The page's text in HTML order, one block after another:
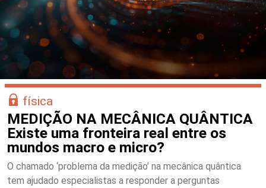
física
MEDIÇÃO NA MECÂNICA QUÂNTICA
Existe uma fronteira real entre os
mundos macro e micro?
O chamado ‘problema da medição’ na mecânica quântica
tem ajudado especialistas a responder a perguntas